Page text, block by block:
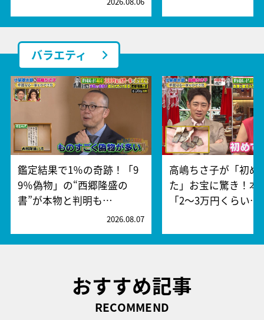
バラエティ
鑑定結果で1％の奇跡！「9
9％偽物」の“西郷隆盛の
書”が本物と判明も…
2026.08.07
高嶋ちさ子が「初め
た」お宝に驚き！本
「2～3万円くらい…
おすすめ記事
RECOMMEND